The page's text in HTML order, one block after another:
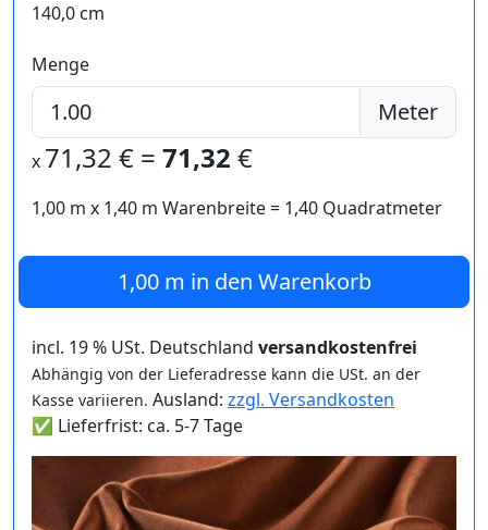
140,0 cm
Menge
Meter
x 71,32 € = 71,32 €
1,00 m x 1,40 m Warenbreite = 1,40 Quadratmeter
1,00 m in den Warenkorb
incl. 19 % USt. Deutschland versandkostenfrei
Abhängig von der Lieferadresse kann die USt. an der
Kasse variieren. Ausland: zzgl. Versandkosten
✅ Lieferfrist: ca. 5-7 Tage